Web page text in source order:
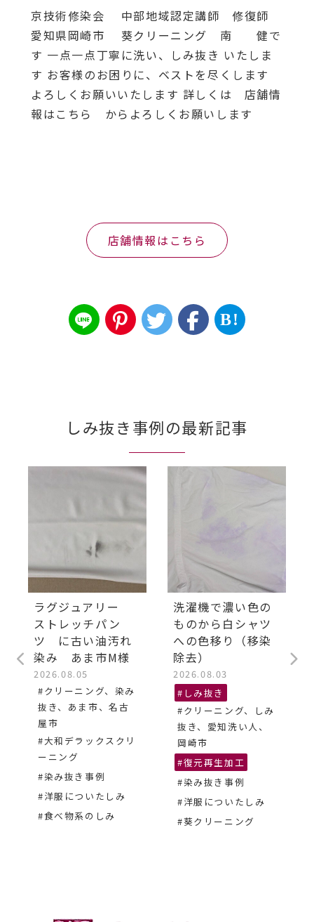
京技術修染会 中部地域認定講師 修復師
愛知県岡崎市 葵クリーニング 南 健で
す 一点一点丁寧に洗い、しみ抜き いたしま
す お客様のお困りに、ベストを尽くします
よろしくお願いいたします 詳しくは 店舗情
報はこちら からよろしくお願いします
店舗情報はこちら
B!
しみ抜き事例の最新記事
ラグジュアリー
ストレッチパン
ツ に古い油汚れ
染み あま市M様
2026.08.05
#クリーニング、染み
抜き、あま市、名古
屋市
#大和デラックスクリ
ーニング
#染み抜き事例
#洋服についたしみ
#食べ物系のしみ
洗濯機で濃い色の
ものから白シャツ
への色移り（移染
除去）
2026.08.03
#しみ抜き
#クリーニング、しみ
抜き、愛知洗い人、
岡崎市
#復元再生加工
#染み抜き事例
#洋服についたしみ
#葵クリーニング